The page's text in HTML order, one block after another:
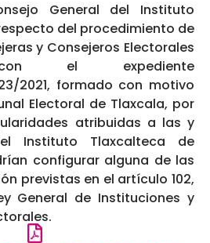
General del Instituto
del procedimiento de
y Consejeros Electorales
el expediente
23/2021, formado con motivo
Electoral de Tlaxcala, por
atribuidas a las y
Instituto Tlaxcalteca de
configurar alguna de las
previstas en el artículo 102,
General de Instituciones y